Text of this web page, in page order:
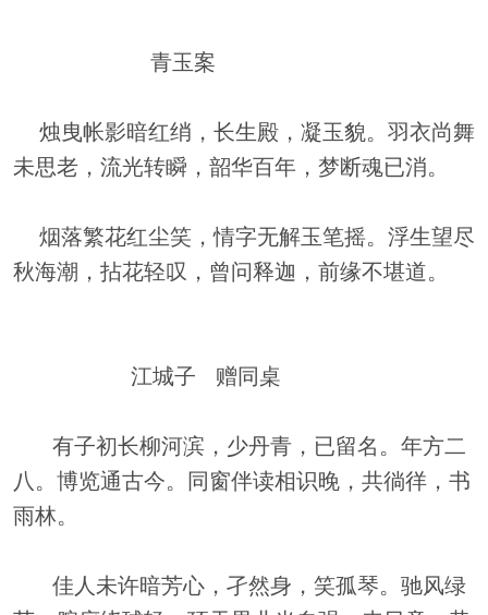
青玉案
烛曳帐影暗红绡，长生殿，凝玉貌。羽衣尚舞
未思老，流光转瞬，韶华百年，梦断魂已消。
烟落繁花红尘笑，情字无解玉笔摇。浮生望尽
秋海潮，拈花轻叹，曾问释迦，前缘不堪道。
江城子 赠同桌
有子初长柳河滨，少丹青，已留名。年方二
八。博览通古今。同窗伴读相识晚，共徜徉，书
雨林。
佳人未许暗芳心，孑然身，笑孤琴。驰风绿